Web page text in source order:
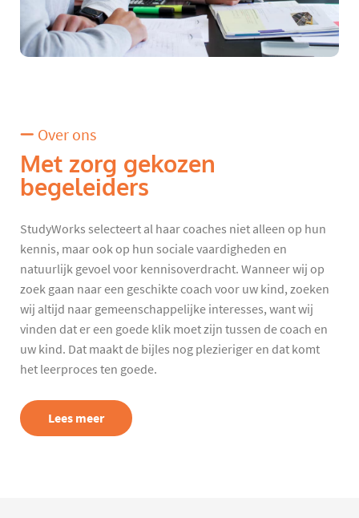
Over ons
Met zorg gekozen
begeleiders
StudyWorks selecteert al haar coaches niet alleen op hun
kennis, maar ook op hun sociale vaardigheden en
natuurlijk gevoel voor kennisoverdracht. Wanneer wij op
zoek gaan naar een geschikte coach voor uw kind, zoeken
wij altijd naar gemeenschappelijke interesses, want wij
vinden dat er een goede klik moet zijn tussen de coach en
uw kind. Dat maakt de bijles nog plezieriger en dat komt
het leerproces ten goede.
Lees meer